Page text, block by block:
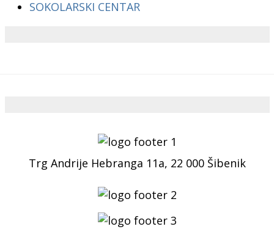
SOKOLARSKI CENTAR
Trg Andrije Hebranga 11a, 22 000 Šibenik